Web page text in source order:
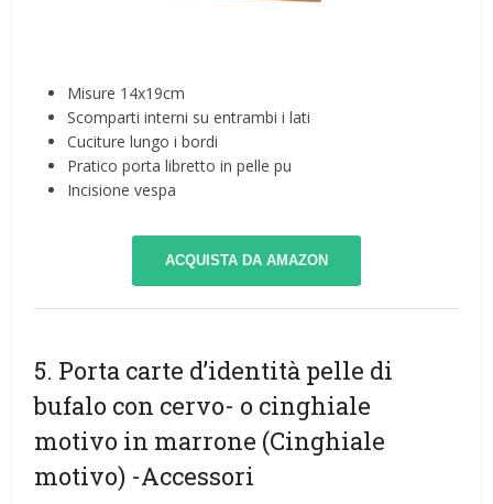
Misure 14x19cm
Scomparti interni su entrambi i lati
Cuciture lungo i bordi
Pratico porta libretto in pelle pu
Incisione vespa
ACQUISTA DA AMAZON
5. Porta carte d’identità pelle di
bufalo con cervo- o cinghiale
motivo in marrone (Cinghiale
motivo) -Accessori